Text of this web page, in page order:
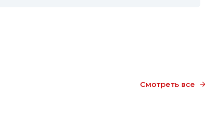
Смотреть все